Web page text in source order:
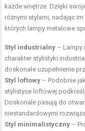
każde wnętrze. Dzięki
różnymi stylami, nadając
których lampy metalowe
Styl industrialny – Lampy
charakter stylistyki
doskonałe uzupełnienie
Styl loftowy – Podobnie
stylistyce loftowej
Doskonale pasują do
niestandardowymi
Styl minimalistyczny –